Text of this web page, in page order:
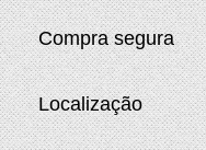
Compra segura
Localização